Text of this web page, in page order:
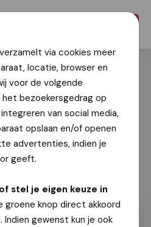
via cookies meer
locatie, browser en
voor de volgende
het bezoekersgedrag op
van social media,
opslaan en/of openen
advertenties, indien je
geeft.
stel je eigen keuze in
groene knop direct akkoord
Indien gewenst kun je ook